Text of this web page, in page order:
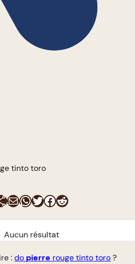
tinto toro
E-mailWhatsApp
Twitter
Facebook
Reddit
Aucun résultat
:do pierre rouge tinto toro?